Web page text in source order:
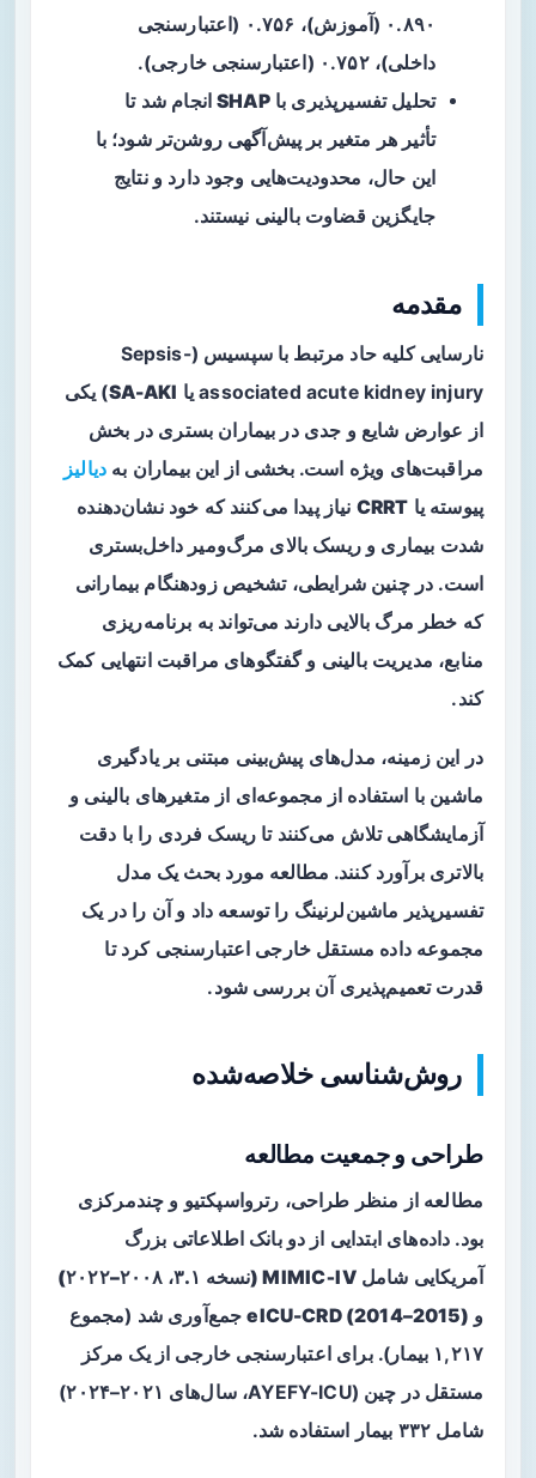
۰.۸۹۰ (آموزش)، ۰.۷۵۶ (اعتبارسنجی
داخلی)، ۰.۷۵۲ (اعتبارسنجی خارجی).
تحلیل تفسیرپذیری باSHAPانجام شد تا
تأثیر هر متغیر بر پیش‌آگهی روشن‌تر شود؛ با
این حال، محدودیت‌هایی وجود دارد و نتایج
جایگزین قضاوت بالینی نیستند.
مقدمه
نارسایی کلیه حاد مرتبط با سپسیس (Sepsis-
associated acute kidney injury یا
SA-AKI) یکی
از عوارض شایع و جدی در بیماران بستری در بخش
مراقبت‌های ویژه است. بخشی از این بیماران به دیالیز
پیوسته یا CRRT نیاز پیدا می‌کنند که خود نشان‌دهنده
شدت بیماری و ریسک بالای مرگ‌ومیر داخل‌بستری
است. در چنین شرایطی، تشخیص زودهنگام بیمارانی
که خطر مرگ بالایی دارند می‌تواند به برنامه‌ریزی
منابع، مدیریت بالینی و گفتگوهای مراقبت انتهایی کمک
کند.
در این زمینه، مدل‌های پیش‌بینی مبتنی بر یادگیری
ماشین با استفاده از مجموعه‌ای از متغیرهای بالینی و
آزمایشگاهی تلاش می‌کنند تا ریسک فردی را با دقت
بالاتری برآورد کنند. مطالعه مورد بحث یک مدل
تفسیرپذیر ماشین‌لرنینگ را توسعه داد و آن را در یک
مجموعه داده مستقل خارجی اعتبارسنجی کرد تا
قدرت تعمیم‌پذیری آن بررسی شود.
روش‌شناسی خلاصه‌شده
طراحی و جمعیت مطالعه
مطالعه از منظر طراحی، رترواسپکتیو و چندمرکزی
بود. داده‌های ابتدایی از دو بانک اطلاعاتی بزرگ
آمریکایی شاملMIMIC‑IV (نسخه ۳.۱، ۲۰۰۸–۲۰۲۲)
و eICU-CRD (2014–2015)جمع‌آوری شد (مجموع
۱,۲۱۷ بیمار). برای اعتبارسنجی خارجی از یک مرکز
مستقل در چین (AYEFY-ICU، سال‌های ۲۰۲۱–۲۰۲۴)
شامل ۳۳۲ بیمار استفاده شد.